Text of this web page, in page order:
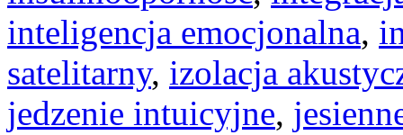
inteligencja emocjonalna,
satelitarny, izolacja
jedzenie intuicyjne,